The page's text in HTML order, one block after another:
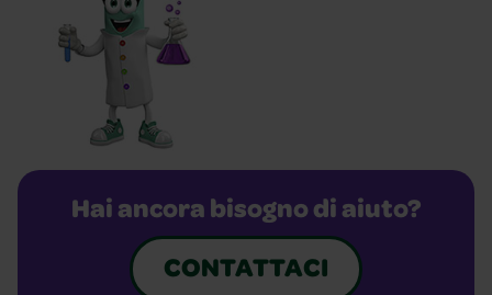
Hai ancora bisogno di aiuto?
CONTATTACI